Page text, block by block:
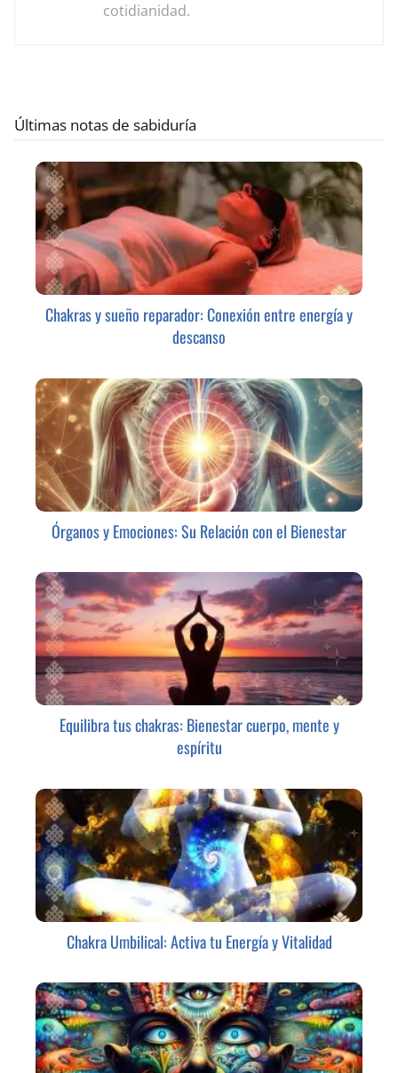
cotidianidad.
Últimas notas de sabiduría
Chakras y sueño reparador: Conexión entre energía y
descanso
Órganos y Emociones: Su Relación con el Bienestar
Equilibra tus chakras: Bienestar cuerpo, mente y
espíritu
Chakra Umbilical: Activa tu Energía y Vitalidad